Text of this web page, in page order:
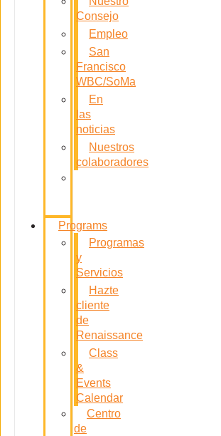
Consejo
Empleo
San
Francisco
WBC/SoMa
En
las
noticias
Nuestros
colaboradores
Programs
Programas
y
Servicios
Hazte
cliente
de
Renaissance
Class
&
Events
Calendar
Centro
de